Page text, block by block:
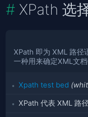
XPath 选
XPath 即为 XML 路径
一种用来确定XML文
Xpath test bed
XPath 代表 XML 路